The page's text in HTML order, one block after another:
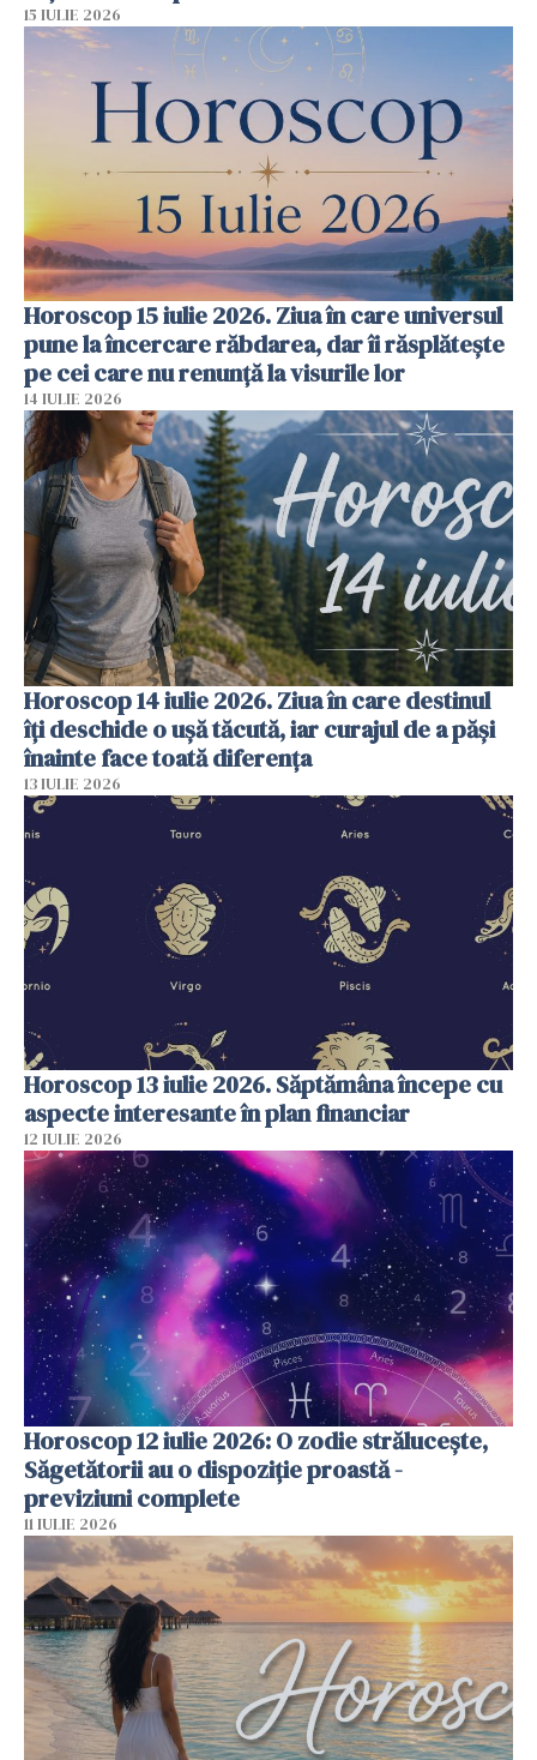
15 IULIE 2026
Horoscop 15 iulie 2026. Ziua în care universul
pune la încercare răbdarea, dar îi răsplătește
pe cei care nu renunță la visurile lor
14 IULIE 2026
Horoscop 14 iulie 2026. Ziua în care destinul
îți deschide o ușă tăcută, iar curajul de a păși
înainte face toată diferența
13 IULIE 2026
Horoscop 13 iulie 2026. Săptămâna începe cu
aspecte interesante în plan financiar
12 IULIE 2026
Horoscop 12 iulie 2026: O zodie strălucește,
Săgetătorii au o dispoziție proastă -
previziuni complete
11 IULIE 2026